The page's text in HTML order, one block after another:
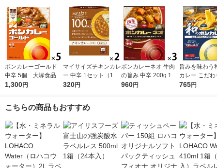
ボンカレーゴールド
中辛 5個 大塚食品
レンジ対応
1,300円
マイサイズチキンカレ
ー 中辛 1セット（1個
（100g）×2） 100k
320円
ボンカレーネオ 牛肉
の旨み 中辛 200g 1セ
ット（1個×3）大塚食
960円
旨みを味わう
カレー こだ
の和風カレ
765円
こちらの商品もおすすめ